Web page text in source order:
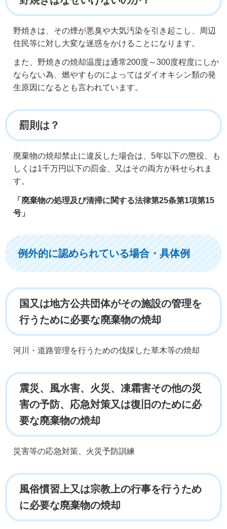
野焼きは、その煙が悪臭や大気汚染を引き起こし、周辺
住民等に対し大変な迷惑をかけることになります。
また、野焼きの焼却温度は通常200度～300度程度にしか
ならない為、燃やすものによってはダイオキシン類の発
生原因になるとも言われています。
罰則は？
廃棄物の焼却禁止に違反した場合は、5年以下の懲役、も
しくは1千万円以下の罰金、又はその両方が科せられま
す。
「廃棄物の処理及び清掃に関する法律第25条第1項第15
号」
例外的に認められている場合・具体例
国又は地方公共団体がその施設の管理を
行うために必要な廃棄物の焼却
河川・道路管理を行うための伐採した草木等の焼却
震災、風水害、火災、凍霜害その他の災
害の予防、応急対策又は復旧のために必
要な廃棄物の焼却
災害等の応急対策、火災予防訓練
風俗慣習上又は宗教上の行事を行うため
に必要な廃棄物の焼却